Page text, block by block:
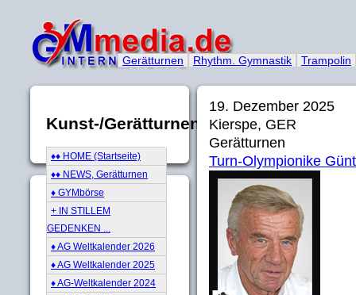
Gerätturnen Rhythm. Gymnastik Trampolin
Kunst-/Gerätturnen
♦♦ HOME (Startseite)
♦♦ NEWS, Gerätturnen
♦ GYMbörse
+ IN STILLEM
GEDENKEN ...
♦ AG Weltkalender 2026
♦ AG Weltkalender 2025
♦ AG-Weltkalender 2024
19. Dezember 2025
Kierspe, GER
Gerätturnen
Turn-Olympionike